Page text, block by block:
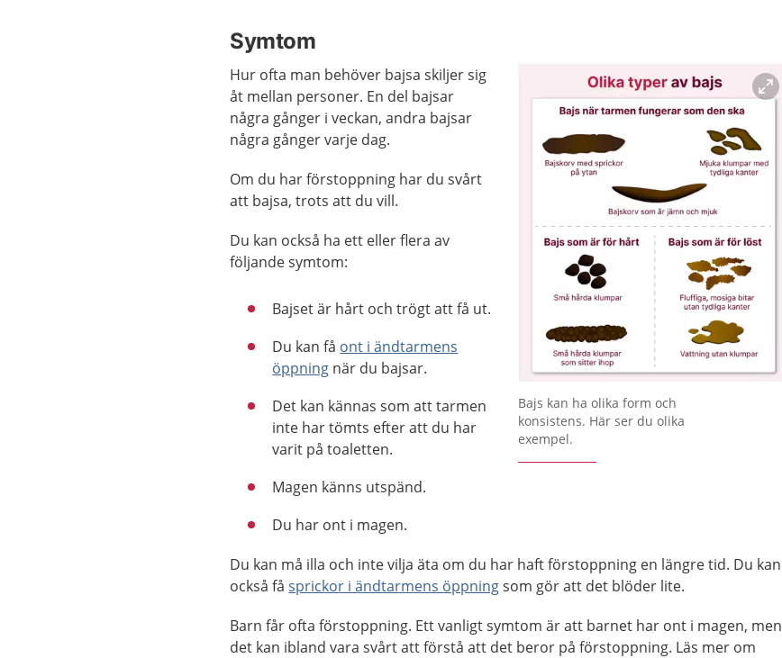
Symtom
Förstora bilden
Bajs kan ha olika form och
konsistens. Här ser du olika
exempel.
Hur ofta man behöver bajsa skiljer sig
åt mellan personer. En del bajsar
några gånger i veckan, andra bajsar
några gånger varje dag.
Om du har förstoppning har du svårt
att bajsa, trots att du vill.
Du kan också ha ett eller flera av
följande symtom:
Bajset är hårt och trögt att få ut.
Du kan få ont i ändtarmens
öppning när du bajsar.
Det kan kännas som att tarmen
inte har tömts efter att du har
varit på toaletten.
Magen känns utspänd.
Du har ont i magen.
Du kan må illa och inte vilja äta om du har haft förstoppning en längre tid. Du kan
också fåsprickor i ändtarmens öppningsom gör att det blöder lite.
Barn får ofta förstoppning. Ett vanligt symtom är att barnet har ont i magen, men
det kan ibland vara svårt att förstå att det beror på förstoppning. Läs mer om